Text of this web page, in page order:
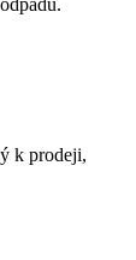
k prodeji,